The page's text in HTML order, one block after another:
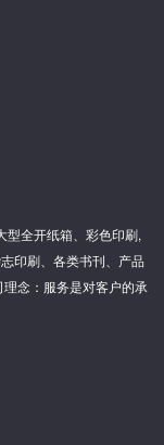
型全开纸箱、彩色印刷,
印刷、各类书刊、产品
念：服务是对客户的承